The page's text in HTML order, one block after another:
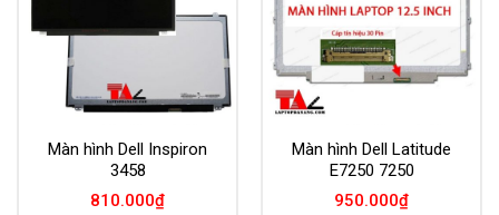
Màn hình Dell Inspiron
3458
810.000₫
Màn hình Dell Latitude
E7250 7250
950.000₫